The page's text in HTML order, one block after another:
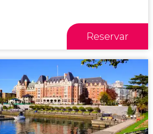
Reservar